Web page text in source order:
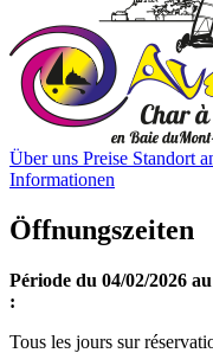
Über uns Preise Standort
Informationen
Öffnungszeiten
Période du 04/02/2026
:
Tous les jours sur